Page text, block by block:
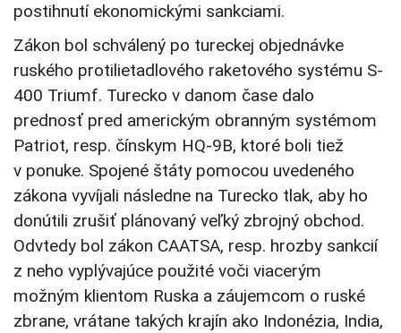
postihnutí ekonomickými sankciami.
Zákon bol schválený po tureckej objednávke
ruského protilietadlového raketového systému S-
400 Triumf. Turecko v danom čase dalo
prednosť pred americkým obranným systémom
Patriot, resp. čínskym HQ-9B, ktoré boli tiež
v ponuke. Spojené štáty pomocou uvedeného
zákona vyvíjali následne na Turecko tlak, aby ho
donútili zrušiť plánovaný veľký zbrojný obchod.
Odvtedy bol zákon CAATSA, resp. hrozby sankcií
z neho vyplývajúce použité voči viacerým
možným klientom Ruska a záujemcom o ruské
zbrane, vrátane takých krajín ako Indonézia, India,